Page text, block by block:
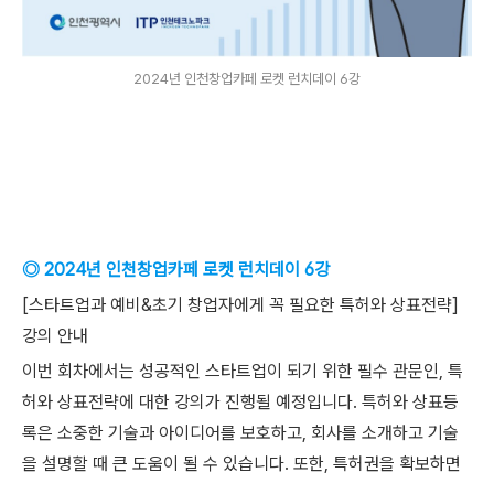
2024년 인천창업카페 로켓 런치데이 6강
◎ 2024년 인천창업카페 로켓 런치데이 6강
[스타트업과 예비&초기 창업자에게 꼭 필요한 특허와 상표전략]
강의 안내
이번 회차에서는 성공적인 스타트업이 되기 위한 필수 관문인, 특
허와 상표전략에 대한 강의가 진행될 예정입니다. 특허와 상표등
록은 소중한 기술과 아이디어를 보호하고, 회사를 소개하고 기술
을 설명할 때 큰 도움이 될 수 있습니다. 또한, 특허권을 확보하면